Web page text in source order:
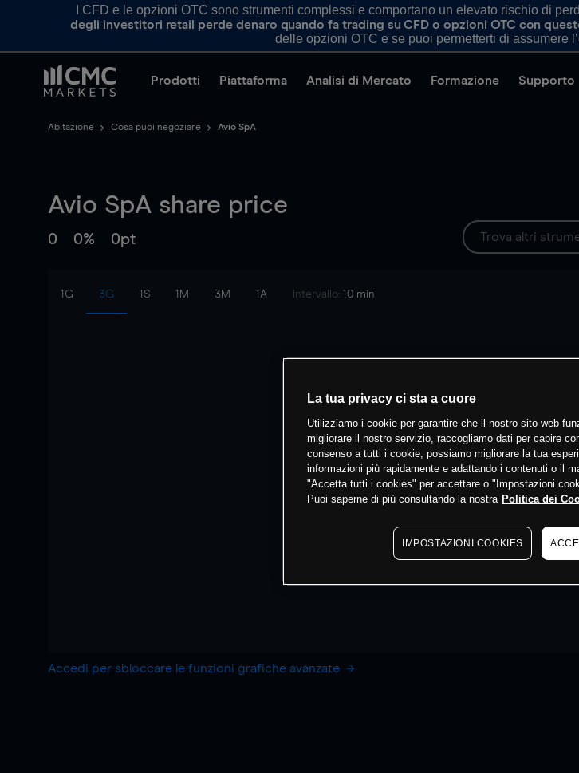
I CFD e le opzioni OTC sono strumenti complessi e comportano un elevato rischio di
degli investitori retail perde denaro quando fa trading su CFD o opzioni OTC con
delle opzioni OTC e se puoi permetterti di assumere
Prodotti Piattaforma Analisi di Mercato Formazione Supporto
Abitazione Cosa puoi negoziare Avio SpA
Avio SpA share price
0 0% 0pt
1G 3G 1S 1M 3M 1A Intervallo: 10 min
Accedi per sbloccare le funzioni grafiche avanzate
La tua privacy ci sta a cuore
Utilizziamo i cookie per garantire che il nostro sito web
migliorare il nostro servizio, raccogliamo dati per capire
consenso a tutti i cookie, possiamo migliorare la tua
informazioni più rapidamente e adattando i contenuti o il
"Accetta tutti i cookies" per accettare o "Impostazioni
Puoi saperne di più consultando la nostra Politica dei
IMPOSTAZIONI COOKIES